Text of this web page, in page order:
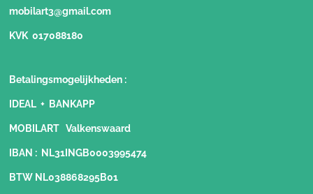
mobilart3@gmail.com
KVK 017088180
Betalingsmogelijkheden:
IDEAL + BANKAPP
MOBILART Valkenswaard
IBAN : NL31INGB0003995474
BTW NL038868295B01